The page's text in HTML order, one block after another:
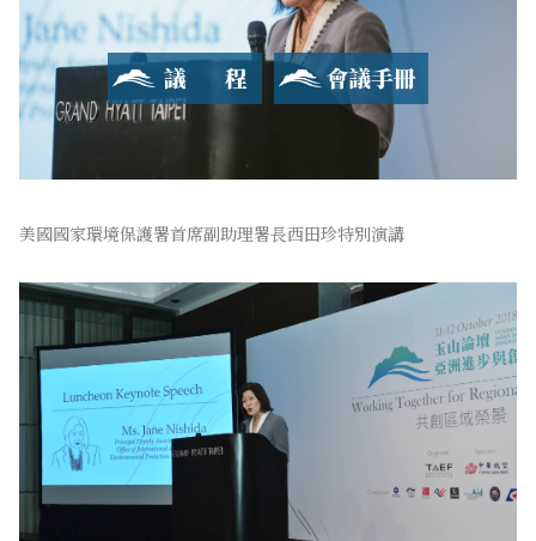
亞洲創新與進步對話
會議手冊
美國國家環境保護署首席副助理署長西田珍特別演講